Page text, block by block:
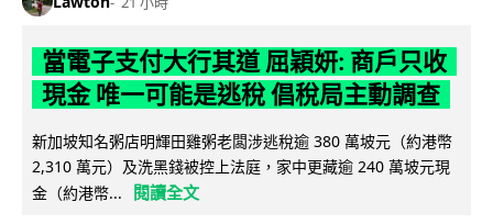
當電子支付大行其道 屈穎妍: 商戶只收
現金 唯一可能是逃稅 倡稅局主動調查
新加坡知名粥店明輝田雞粥老闆涉逃稅逾 380 萬坡元（約港幣
2,310 萬元）及洗黑錢被控上法庭，家中更藏逾 240 萬坡元現
金（約港幣...
閱讀全文